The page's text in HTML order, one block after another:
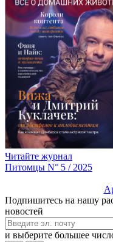
Читайте журнал
Питомцы N° 5 / 2025
Подпишитесь на нашу
новостей
и выберите большее